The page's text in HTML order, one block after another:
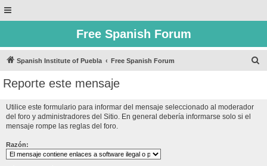
Free Spanish Forum
Spanish Institute of Puebla Free Spanish Forum
Reporte este mensaje
Utilice este formulario para informar del mensaje seleccionado al moderador
del foro y administradores del Sitio. En general debería informarse solo si el
mensaje rompe las reglas del foro.
Razón: